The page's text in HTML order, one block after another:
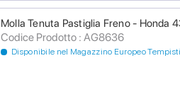
Molla Tenuta Pastiglia Freno - Honda
Codice Prodotto : AG8636
Disponibile nel Magazzino Europeo